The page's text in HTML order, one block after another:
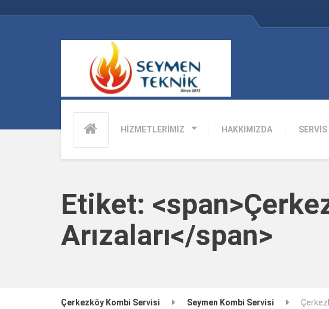
HİZMETLERİMİZ HAKKIMIZDA
Etiket:
Arızaları</span>
Çerkezköy Kombi Servisi Seymen Kombi Servisi